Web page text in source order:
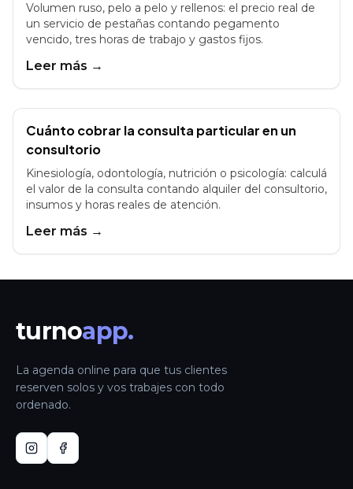
Volumen ruso, pelo a pelo y rellenos: el precio real de
un servicio de pestañas contando pegamento
vencido, tres horas de trabajo y gastos fijos.
Leer más →
Cuánto cobrar la consulta particular en un
consultorio
Kinesiología, odontología, nutrición o psicología: calculá
el valor de la consulta contando alquiler del consultorio,
insumos y horas reales de atención.
Leer más →
turnoapp.
La agenda online para que tus clientes
reserven solos y vos trabajes con todo
ordenado.